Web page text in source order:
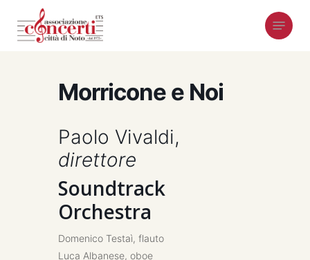
main
Menu
Morricone e Noi
Paolo Vivaldi,
direttore
Soundtrack
Orchestra
Domenico Testaì, flauto
Luca Albanese, oboe